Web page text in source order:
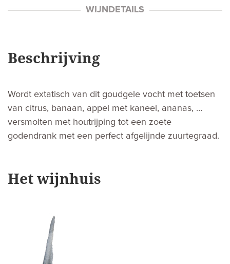
WIJNDETAILS
Beschrijving
Wordt extatisch van dit goudgele vocht met toetsen
van citrus, banaan, appel met kaneel, ananas, …
versmolten met houtrijping tot een zoete
godendrank met een perfect afgelijnde zuurtegraad.
Het wijnhuis